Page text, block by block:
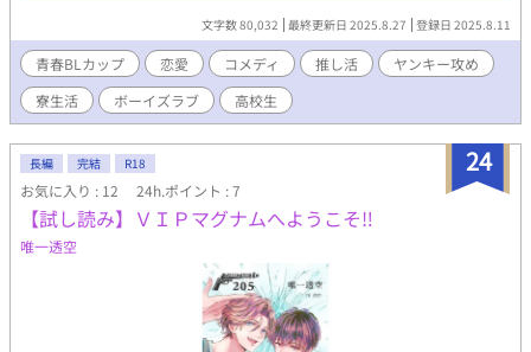
文字数 80,032 最終更新日 2025.8.27 登録日 2025.8.11
青春BLカップ​ 恋愛 コメディ 推し活
ヤンキー攻め
寮生活
ボーイズラブ 高校生
24
長編 完結 R18
お気に入り : 12 24h.ポイント : 7
【試し読み】ＶＩＰマグナムへようこそ‼
唯一透空